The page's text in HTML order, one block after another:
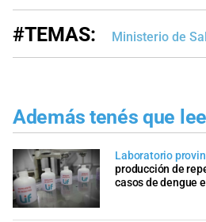
#TEMAS: Ministerio de
Además tenés que
Laboratorio
producción de
casos de dengue